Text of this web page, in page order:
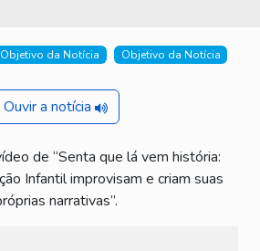
Objetivo da Notícia Objetivo da Notícia
Ouvir a notícia
de “Senta que lá vem história:
Infantil improvisam e criam suas
narrativas”.